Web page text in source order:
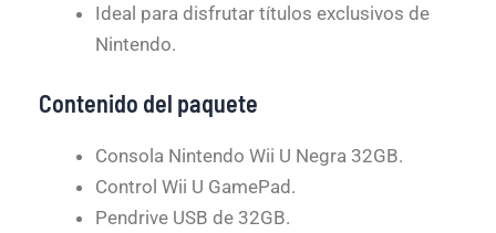
Ideal para disfrutar títulos exclusivos de
Nintendo.
Contenido del paquete
Consola Nintendo Wii U Negra 32GB.
Control Wii U GamePad.
Pendrive USB de 32GB.